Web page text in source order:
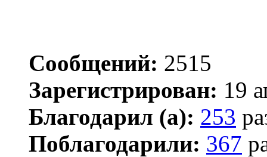
Сообщений: 2515
Зарегистрирован: 19
Благодарил (а): 253
Поблагодарили: 367